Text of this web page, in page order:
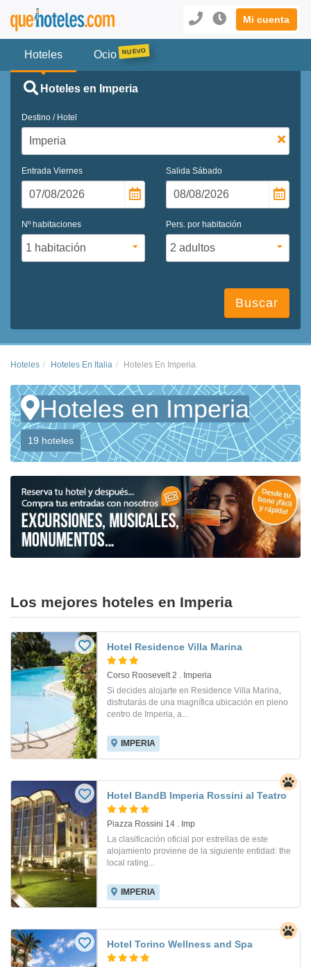
Mi cuenta
Hoteles Ocio
Hoteles en Imperia
Destino / Hotel
Entrada Viernes Salida Sábado
Nº habitaciones Pers. por habitación
Buscar
Hoteles Hoteles En Italia Hoteles En Imperia
Hoteles en Imperia
19 hoteles
Los mejores hoteles en Imperia
Hotel Residence Villa Marina
Corso Roosevelt 2 . Imperia
Si decides alojarte en Residence Villa Marina,
disfrutarás de una magnífica ubicación en pleno
centro de Imperia, a...
IMPERIA
Hotel BandB Imperia Rossini al Teatro
Piazza Rossini 14 . Imp
La clasificación oficial por estrellas de este
alojamiento proviene de la siguiente entidad: the
local rating...
IMPERIA
Hotel Torino Wellness and Spa